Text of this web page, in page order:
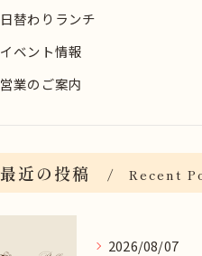
日替わりランチ
イベント情報
営業のご案内
最近の投稿 Recent
2026/08/07